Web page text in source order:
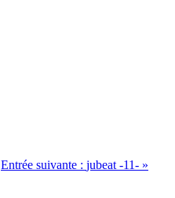
Entrée suivante : jubeat -11- »